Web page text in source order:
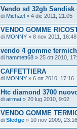
Vendo sd 32gb
di Michael » 4 dic 2011, 21:05
VENDO GOMME
di MONNY » 8 nov 2011, 16:48
vendo 4 gomme
di hammett68 » 25 ott 2010,
CAFFETTIERA
di MONNY » 6 ott 2010, 17:16
Htc diamond 3700
di airmat » 20 lug 2010, 9:02
VENDO GOMME
di Sledge » 10 nov 2009, 23:16